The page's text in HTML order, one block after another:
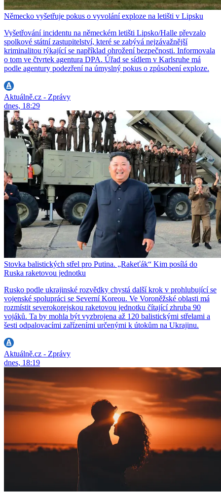
Německo vyšetřuje pokus o vyvolání exploze na letišti v Lipsku
Vyšetřování incidentu na německém letišti Lipsko/Halle převzalo
spolkové státní zastupitelství, které se zabývá nejzávažnější
kriminalitou týkající se například ohrožení bezpečnosti. Informovala
o tom ve čtvrtek agentura DPA. Úřad se sídlem v Karlsruhe má
podle agentury podezření na úmyslný pokus o způsobení exploze.
Aktuálně.cz - Zprávy
dnes, 18:29
Stovka balistických střel pro Putina. „Rakeťák“ Kim posílá do
Ruska raketovou jednotku
Rusko podle ukrajinské rozvědky chystá další krok v prohlubující se
vojenské spolupráci se Severní Koreou. Ve Voroněžské oblasti má
rozmístit severokorejskou raketovou jednotku čítající zhruba 90
vojáků. Ta by mohla být vyzbrojena až 120 balistickými střelami a
šesti odpalovacími zařízeními určenými k útokům na Ukrajinu.
Aktuálně.cz - Zprávy
dnes, 18:19